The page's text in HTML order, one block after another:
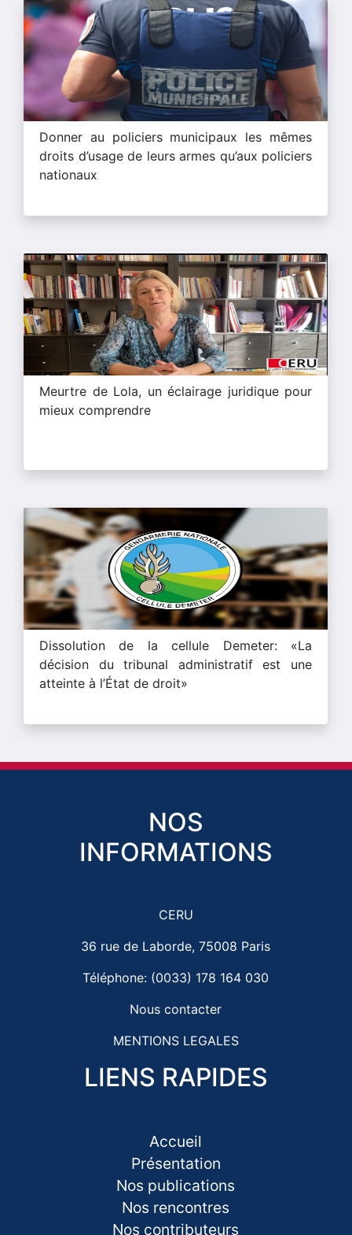
Donner au policiers municipaux les mêmes
droits d’usage de leurs armes qu’aux policiers
nationaux
Meurtre de Lola, un éclairage juridique pour
mieux comprendre
Dissolution de la cellule Demeter: «La
décision du tribunal administratif est une
atteinte à l’État de droit»
NOS
INFORMATIONS
CERU
36 rue de Laborde, 75008 Paris
Téléphone: (0033) 178 164 030
Nous contacter
MENTIONS LEGALES
LIENS RAPIDES
Accueil
Présentation
Nos publications
Nos rencontres
Nos contributeurs